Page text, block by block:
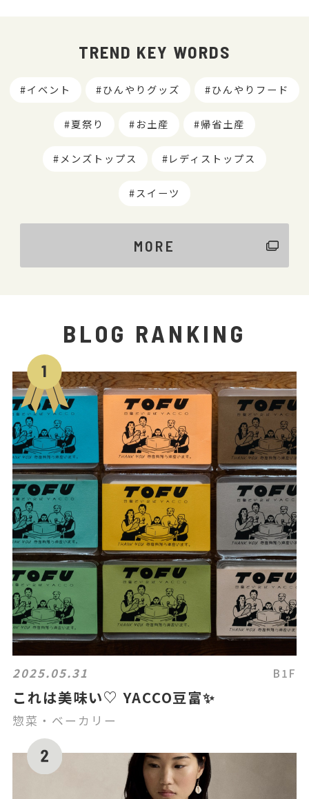
TREND KEY WORDS
イベント ひんやりグッズ ひんやりフード
夏祭り お土産 帰省土産
メンズトップス レディストップス
スイーツ
MORE
BLOG RANKING
2025.05.31 B1F
これは美味い♡ YACCO豆富✨
惣菜・ベーカリー